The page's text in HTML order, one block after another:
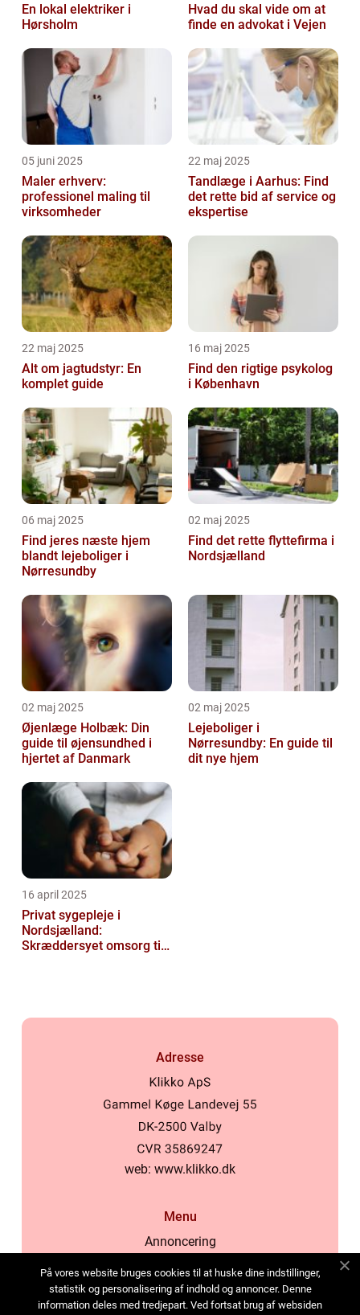
En lokal elektriker i
Hørsholm
Hvad du skal vide om at
finde en advokat i Vejen
05 juni 2025
Maler erhverv:
professionel maling til
virksomheder
22 maj 2025
Tandlæge i Aarhus: Find
det rette bid af service og
ekspertise
22 maj 2025
Alt om jagtudstyr: En
komplet guide
16 maj 2025
Find den rigtige psykolog
i København
06 maj 2025
Find jeres næste hjem
blandt lejeboliger i
Nørresundby
02 maj 2025
Find det rette flyttefirma i
Nordsjælland
02 maj 2025
Øjenlæge Holbæk: Din
guide til øjensundhed i
hjertet af Danmark
02 maj 2025
Lejeboliger i
Nørresundby: En guide til
dit nye hjem
16 april 2025
Privat sygepleje i
Nordsjælland:
Skræddersyet omsorg til
Adresse
web: www.klikko.dk
Menu
Annoncering
Cookies
Kontakt os
På vores website bruges cookies til at huske dine indstillinger,
statistik og personalisering af indhold og annoncer. Denne
information deles med tredjepart. Ved fortsat brug af websiden